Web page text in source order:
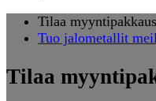
Tilaa myyntipakkaus
Tuo jalometallit
Tilaa